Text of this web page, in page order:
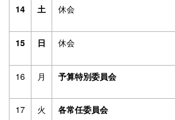
14 土 休会
15 日 休会
16 月 予算特別委員会
17 火 各常任委員会